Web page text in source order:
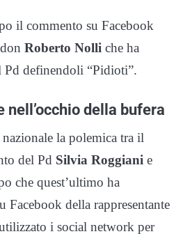
il commento su Facebook
Roberto Nolli che ha
definendoli “Pidioti”.
nell’occhio della bufera
la polemica tra il
del Pd Silvia Roggiani e
che quest’ultimo ha
Facebook della rappresentante
i social network per